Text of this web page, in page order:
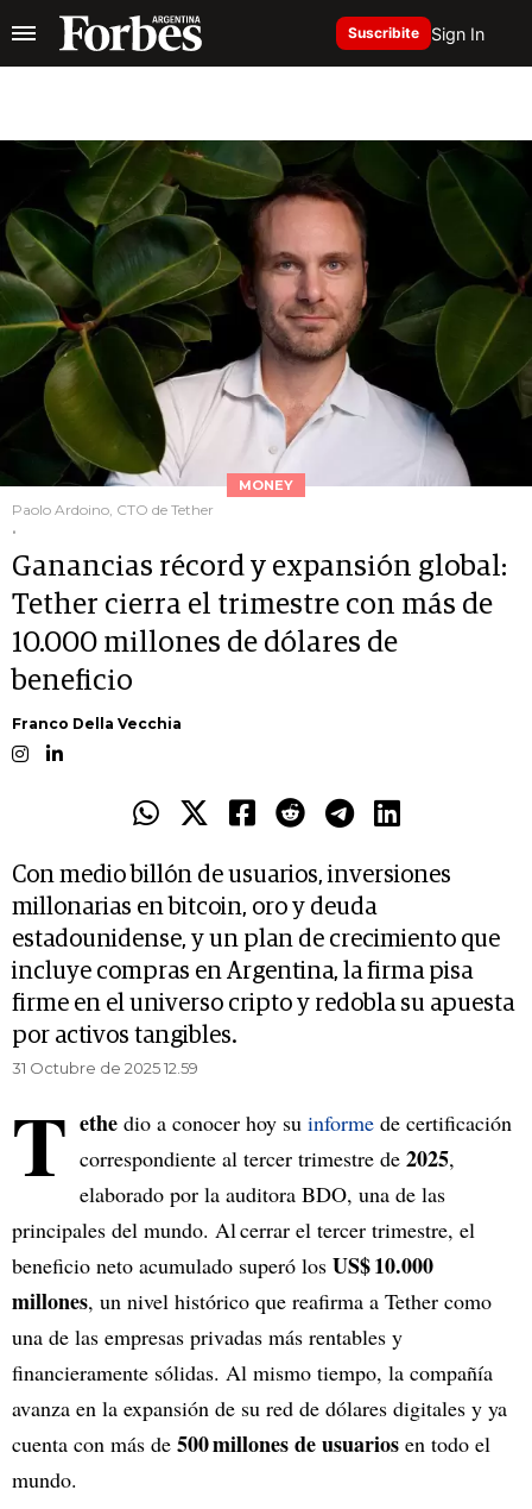
Suscribite Sign In
MONEY
Paolo Ardoino, CTO de Tether
.
Ganancias récord y expansión global:
Tether cierra el trimestre con más de
10.000 millones de dólares de
beneficio
Franco Della Vecchia
Con medio billón de usuarios, inversiones
millonarias en bitcoin, oro y deuda
estadounidense, y un plan de crecimiento que
incluye compras en Argentina, la firma pisa
firme en el universo cripto y redobla su apuesta
por activos tangibles.
31 Octubre de 2025 12.59
T ethe dio a conocer hoy su informe de certificación
correspondiente al tercer trimestre de 2025,
elaborado por la auditora BDO, una de las
principales del mundo. Al cerrar el tercer trimestre, el
beneficio neto acumulado superó los US$ 10.000
millones, un nivel histórico que reafirma a Tether como
una de las empresas privadas más rentables y
financieramente sólidas. Al mismo tiempo, la compañía
avanza en la expansión de su red de dólares digitales y ya
cuenta con más de 500 millones de usuarios en todo el
mundo.